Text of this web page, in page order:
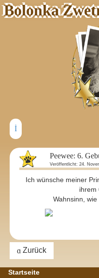
Bolonka
Peewee: 6.
Veröffentlicht: 24.
Ich wünsche meiner
ihrem
Wahnsinn, wie
Zurück
Startseite